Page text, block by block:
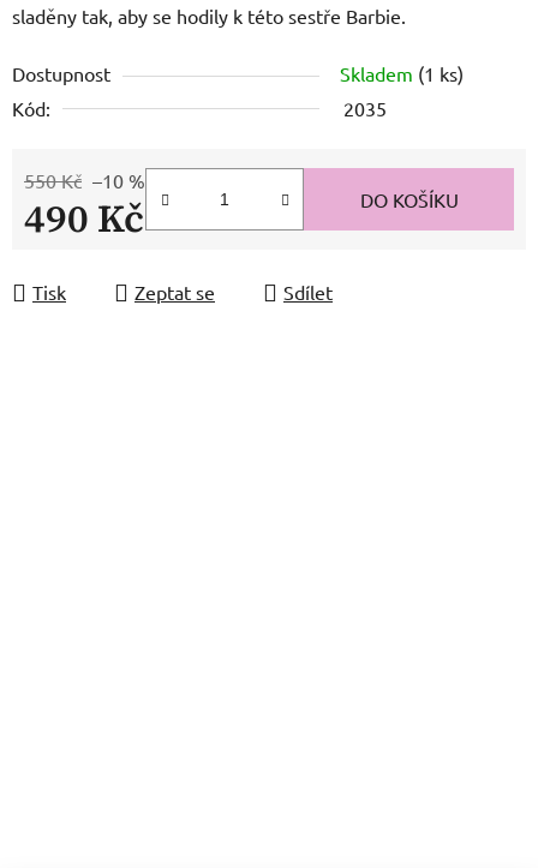
sladěny tak, aby se hodily k této sestře Barbie.
Dostupnost Skladem (1 ks)
Kód:
2035
550 Kč –10 %
490 Kč DO KOŠÍKU
Tisk Zeptat se Sdílet